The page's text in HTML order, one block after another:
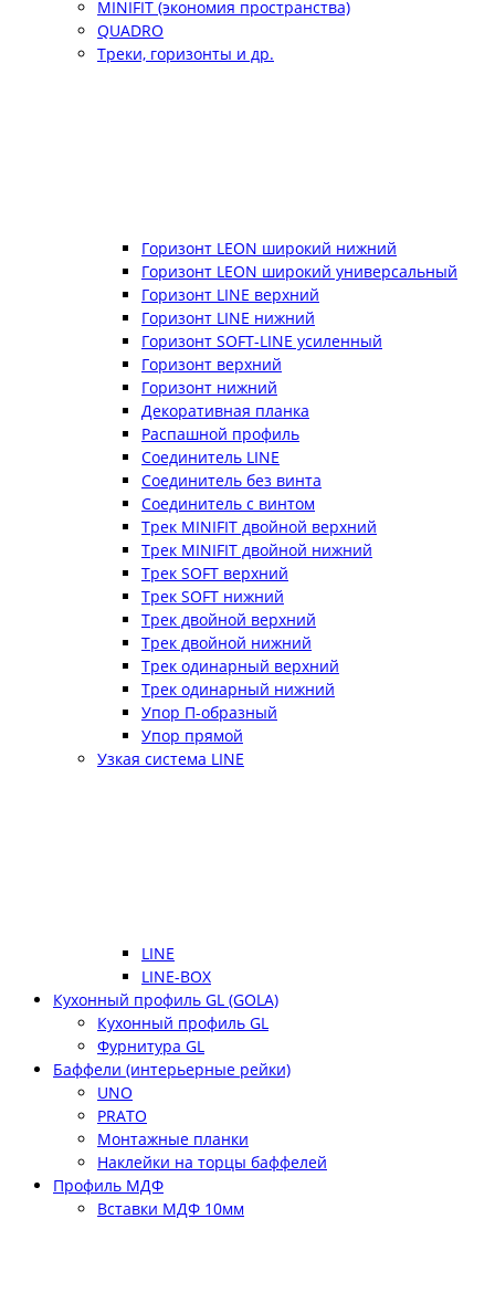
MINIFIT (экономия пространства)
QUADRO
Треки, горизонты и др.
Горизонт LEON широкий нижний
Горизонт LEON широкий универсальный
Горизонт LINE верхний
Горизонт LINE нижний
Горизонт SOFT-LINE усиленный
Горизонт верхний
Горизонт нижний
Декоративная планка
Распашной профиль
Соединитель LINE
Соединитель без винта
Соединитель с винтом
Трек MINIFIT двойной верхний
Трек MINIFIT двойной нижний
Трек SOFT верхний
Трек SOFT нижний
Трек двойной верхний
Трек двойной нижний
Трек одинарный верхний
Трек одинарный нижний
Упор П-образный
Упор прямой
Узкая система LINE
LINE
LINE-BOX
Кухонный профиль GL (GOLA)
Кухонный профиль GL
Фурнитура GL
Баффели (интерьерные рейки)
UNO
PRATO
Монтажные планки
Наклейки на торцы баффелей
Профиль МДФ
Вставки МДФ 10мм